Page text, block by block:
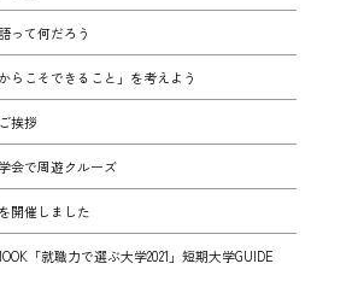
って何だろう
からこそできること」を考えよう
挨拶
会で周遊クルーズ
開催しました
「就職力で選ぶ大学2021」短期大学GUIDE